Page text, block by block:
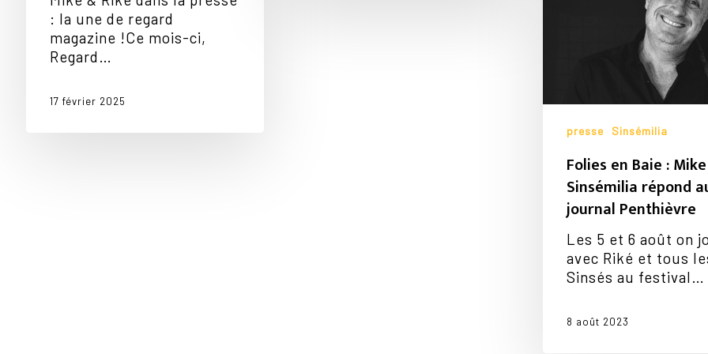
: la une de regard
magazine !Ce mois-ci,
Regard…
17 février 2025
au
journal
Penthièvre
presse Sinsémilia
Folies en Baie :
Sinsémilia répond
journal Penthièvre
Les 5 et 6 août on
avec Riké et tous
Sinsés au festival…
8 août 2023